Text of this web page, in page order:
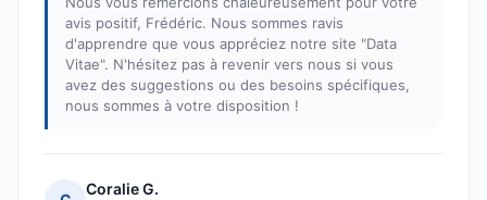
avis positif, Frédéric. Nous sommes ravis
d'apprendre que vous appréciez notre site "Data
Vitae". N'hésitez pas à revenir vers nous si vous
avez des suggestions ou des besoins spécifiques,
nous sommes à votre disposition !
Coralie G.